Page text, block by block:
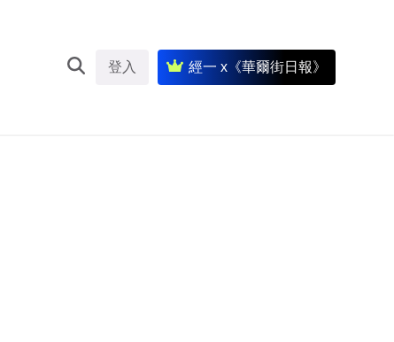
登入 經一 x《華爾街日報》